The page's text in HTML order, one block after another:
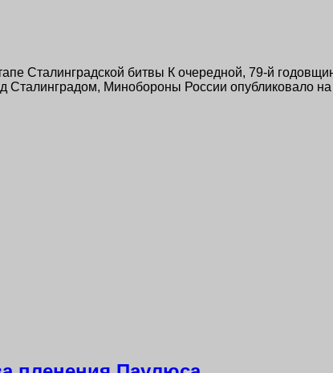
Сталинградской битвы К очередной, 79-й
Сталинградом, Минобороны России опубликовало